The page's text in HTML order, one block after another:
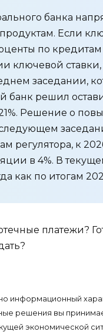
банка
Если
по
ключевой
заседании,
банк решил
Решение о
регулятора, к
в 4%. В
как по итогам
платежи?
информационный
решения вы
экономической